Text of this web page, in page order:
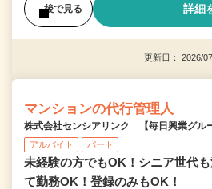
後で見る 詳細
更新日： 2026/
マンションの代行管理人
株式会社センシアリンク 【毎日興業グル
アルバイト パート
未経験の方でもOK！シニア世代
て勤務OK！登録のみもOK！